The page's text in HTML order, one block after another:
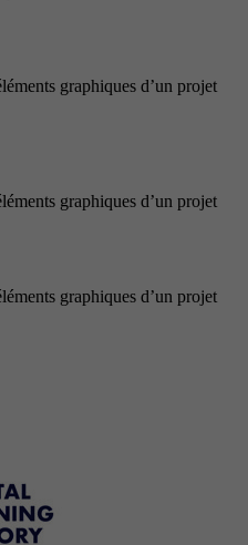
graphiques d’un projet
graphiques d’un projet
graphiques d’un projet